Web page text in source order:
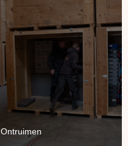
Ontruimen
Ontruimen
Opruimen of ontruimen:
van knusse flat tot groot
bedrijfspand.
Lees Meer